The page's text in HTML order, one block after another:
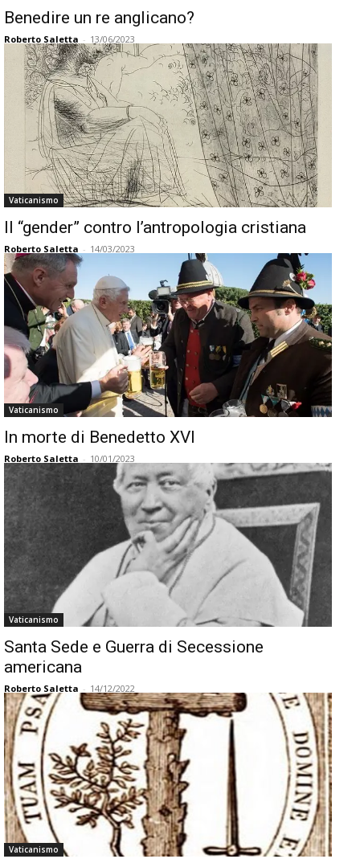
Benedire un re anglicano?
Roberto Saletta - 13/06/2023
Vaticanismo
Il “gender” contro l’antropologia cristiana
Roberto Saletta - 14/03/2023
Vaticanismo
In morte di Benedetto XVI
Roberto Saletta - 10/01/2023
Vaticanismo
Santa Sede e Guerra di Secessione
americana
Roberto Saletta - 14/12/2022
Vaticanismo